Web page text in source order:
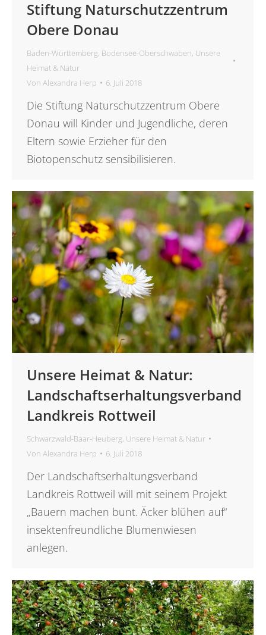
Stiftung Naturschutzzentrum
Obere Donau
Baden-Württemberg, Bodensee-Oberschwaben, Unsere
Heimat & Natur
Von Alexandra Herp 6. Juli 2018
Die Stiftung Naturschutzzentrum Obere
Donau will Kinder und Jugendliche, deren
Eltern sowie Erzieher für den
Biotopenschutz sensibilisieren.
Unsere Heimat & Natur:
Landschaftserhaltungsverband
Landkreis Rottweil
Schwarzwald-Baar-Heuberg, Unsere Heimat & Natur
Von Alexandra Herp 6. Juli 2018
Der Landschaftserhaltungsverband
Landkreis Rottweil will mit seinem Projekt
„Bauern machen bunt. Äcker blühen auf“
insektenfreundliche Blumenwiesen
anlegen.